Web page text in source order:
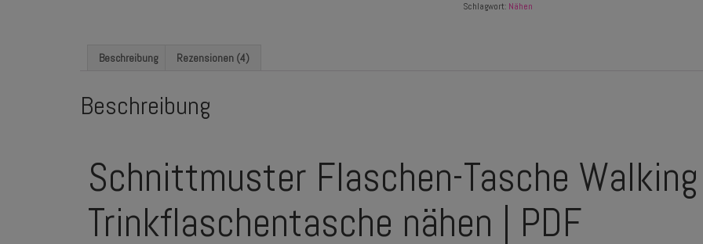
Schlagwort: Nähen
Beschreibung Rezensionen (4)
Beschreibung
Schnittmuster Flaschen-Tasche
Trinkflaschentasche nähen | PDF